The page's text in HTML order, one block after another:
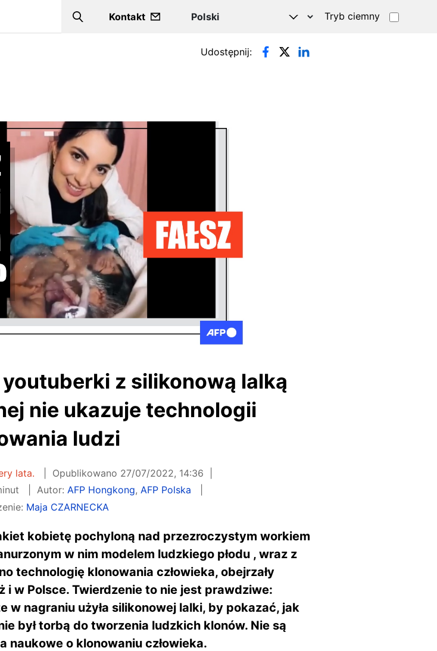
Szukaj
Kontakt Tryb ciemny
Udostępnij:
z silikonową lalką
nie ukazuje technologii
ludzi
lata. Opublikowano 27/07/2022, 14:36
Autor: AFP Hongkong, AFP Polska
Maja CZARNECKA
kobietę pochyloną nad przezroczystym workiem
w nim modelem ludzkiego płodu , wraz z
technologię klonowania człowieka, obejrzały
w Polsce. Twierdzenie to nie jest prawdziwe:
w nagraniu użyła silikonowej lalki, by pokazać, jak
był torbą do tworzenia ludzkich klonów. Nie są
o klonowaniu człowieka.